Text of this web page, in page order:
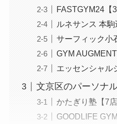
FASTGYM24【3
ルネサンス 本
サーフィック小
GYM
エッセンシャル
文京区のパーソナ
かたぎり塾【7店
GOODLIFE